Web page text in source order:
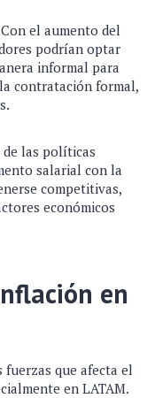
el aumento del
podrían optar
informal para
contratación formal,
las políticas
salarial con la
competitivas,
económicos
en
fuerzas que afecta el
en LATAM.